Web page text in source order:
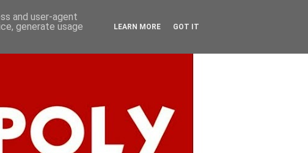
and user-agent
generate usage
LEARN MORE GOT IT